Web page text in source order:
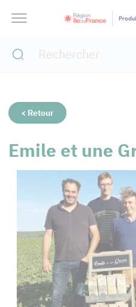
< Retour
Emile et une